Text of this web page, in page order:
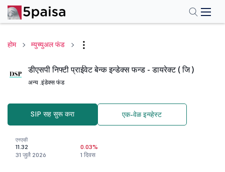
होम म्युच्युअल फंड
डीएसपी निफ्टी प्राईवेट बेन्क इन्डेक्स फन्ड - डायरेक्ट ( जि )
अन्य .इंडेक्स फंड
SIP सह सुरू करा एक-वेळ इन्व्हेस्ट
एनएव्ही
11.32
31 जुलै 2026
0.03%
1 दिवस